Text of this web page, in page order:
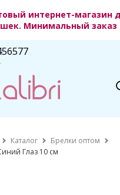
интернет-магазин
Минимальный заказ
Каталог
Брелки оптом
Глаз 10 см